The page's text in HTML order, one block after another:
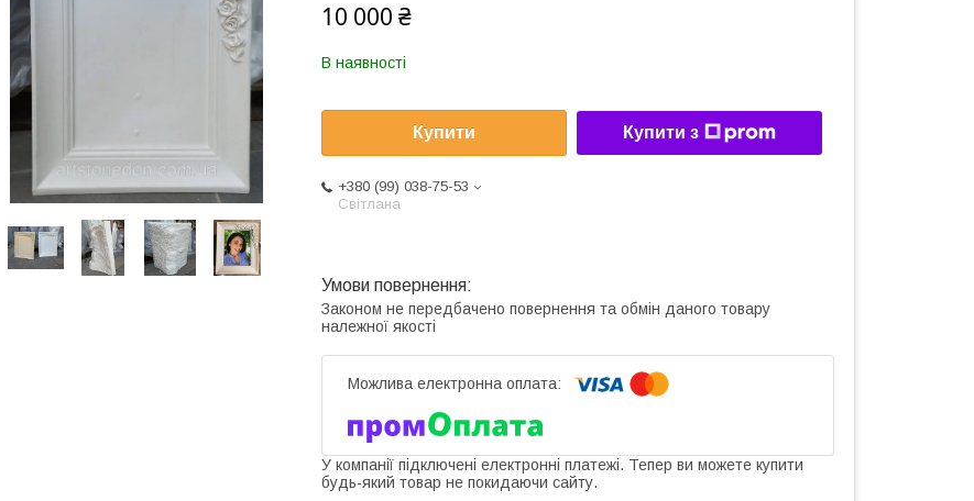
10 000 ₴
В наявності
Купити Купити з
+380 (99) 038-75-53
Світлана
Законом не передбачено повернення та обмін даного товару
належної якості
У компанії підключені електронні платежі. Тепер ви можете купити
будь-який товар не покидаючи сайту.